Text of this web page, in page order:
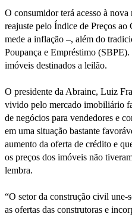
O consumidor terá acesso à
reajuste pelo Índice de Preços
mede a inflação –, além do
Poupança e Empréstimo
imóveis destinados a leilão.
O presidente da Abrainc, Luiz
vivido pelo mercado imobiliário
de negócios para vendedores e
em uma situação bastante
aumento da oferta de crédito e
os preços dos imóveis não
lembra.
“O setor da construção civil une-
as ofertas das construtoras e